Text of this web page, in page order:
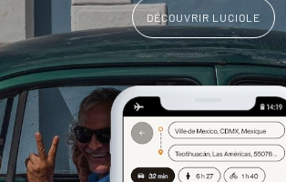
DÉCOUVRIR LUCIOLE